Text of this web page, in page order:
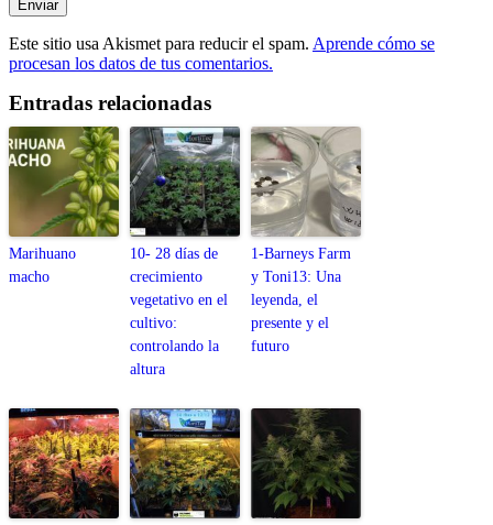
Este sitio usa Akismet para reducir el spam. Aprende cómo se
procesan los datos de tus comentarios.
Entradas relacionadas
Marihuano
macho
10- 28 días de
crecimiento
vegetativo en el
cultivo:
controlando la
altura
1-Barneys Farm
y Toni13: Una
leyenda, el
presente y el
futuro